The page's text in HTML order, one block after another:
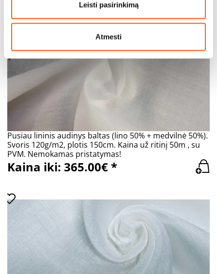
analizės partneriais, kurie gali ją pridėti prie kitos jūsų
pateiktos arba naudojant paslaugas surinktos
informacijos.
Leisti pasirinkimą
Atmesti
Kaina iki: 20.00€ *
Pusiau lininis audinys baltas (lino 50% + medvilnė 50%).
Svoris 120g/m2, plotis 150cm. Kaina už ritinį 50m , su
PVM. Nemokamas pristatymas!
Kaina iki: 365.00€ *